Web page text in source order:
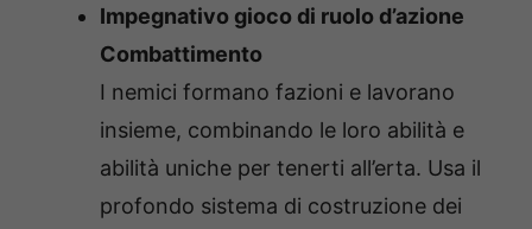
Impegnativo gioco di ruolo d’azione
Combattimento
I nemici formano fazioni e lavorano
insieme, combinando le loro abilità e
abilità uniche per tenerti all’erta. Usa il
profondo sistema di costruzione dei